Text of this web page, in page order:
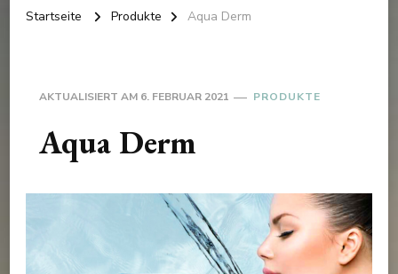
Startseite Produkte Aqua Derm
AKTUALISIERT AM 6. FEBRUAR 2021 PRODUKTE
Aqua Derm